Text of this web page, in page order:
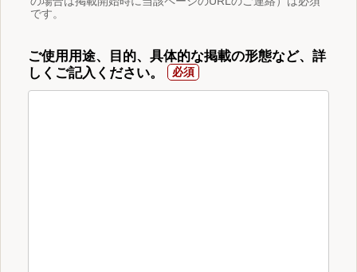
です。
ご使用用途、目的、具体的な掲載の形態など、詳
しくご記入ください。